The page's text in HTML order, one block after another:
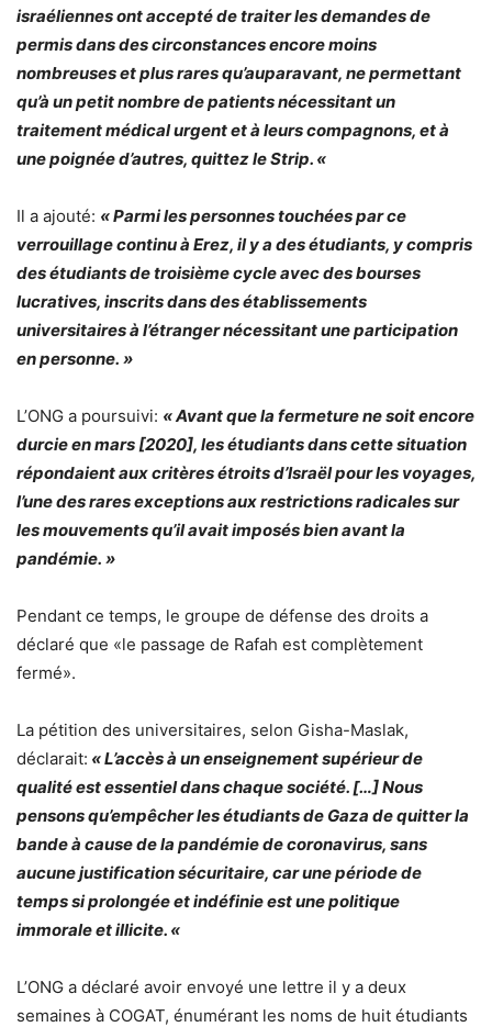
israéliennes ont accepté de traiter les demandes de
permis dans des circonstances encore moins
nombreuses et plus rares qu’auparavant, ne permettant
qu’à un petit nombre de patients nécessitant un
traitement médical urgent et à leurs compagnons, et à
une poignée d’autres, quittez le Strip. «
Il a ajouté: « Parmi les personnes touchées par ce
verrouillage continu à Erez, il y a des étudiants, y compris
des étudiants de troisième cycle avec des bourses
lucratives, inscrits dans des établissements
universitaires à l’étranger nécessitant une participation
en personne. »
L’ONG a poursuivi: « Avant que la fermeture ne soit encore
durcie en mars [2020], les étudiants dans cette situation
répondaient aux critères étroits d’Israël pour les voyages,
l’une des rares exceptions aux restrictions radicales sur
les mouvements qu’il avait imposés bien avant la
pandémie. »
Pendant ce temps, le groupe de défense des droits a
déclaré que «le passage de Rafah est complètement
fermé».
La pétition des universitaires, selon Gisha-Maslak,
déclarait: « L’accès à un enseignement supérieur de
qualité est essentiel dans chaque société. […] Nous
pensons qu’empêcher les étudiants de Gaza de quitter la
bande à cause de la pandémie de coronavirus, sans
aucune justification sécuritaire, car une période de
temps si prolongée et indéfinie est une politique
immorale et illicite. «
L’ONG a déclaré avoir envoyé une lettre il y a deux
semaines à COGAT, énumérant les noms de huit étudiants